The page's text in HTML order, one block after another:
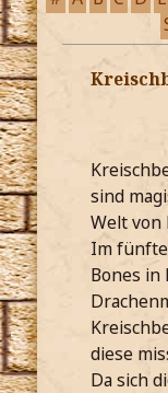
sind
Welt von
Im
Bones
diese
Da sich